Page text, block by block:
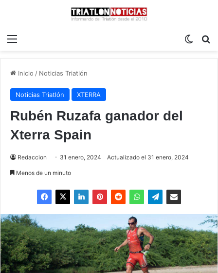
Inicio / Noticias Triatlón
Noticias Triatlón XTERRA
Rubén Ruzafa ganador del
Xterra Spain
Redaccion 31 enero, 2024 Actualizado el 31 enero, 2024
Menos de un minuto